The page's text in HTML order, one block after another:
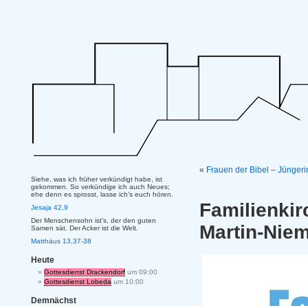
« Frauen der Bibel –
Martin-
Siehe, was ich früher verkündigt habe, ist
gekommen. So verkündige ich auch Neues;
ehe denn es sprosst, lasse ich’s euch hören.
Jesaja 42,9
Der Menschensohn ist’s, der den guten
Samen sät. Der Acker ist die Welt.
Matthäus 13,37-38
Heute
Gottesdienst Drackendorf um 09:00
Gottesdienst Lobeda um 10:00
Demnächst